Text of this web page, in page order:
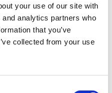
your use of our site with
analytics partners who
that you’ve
collected from your use